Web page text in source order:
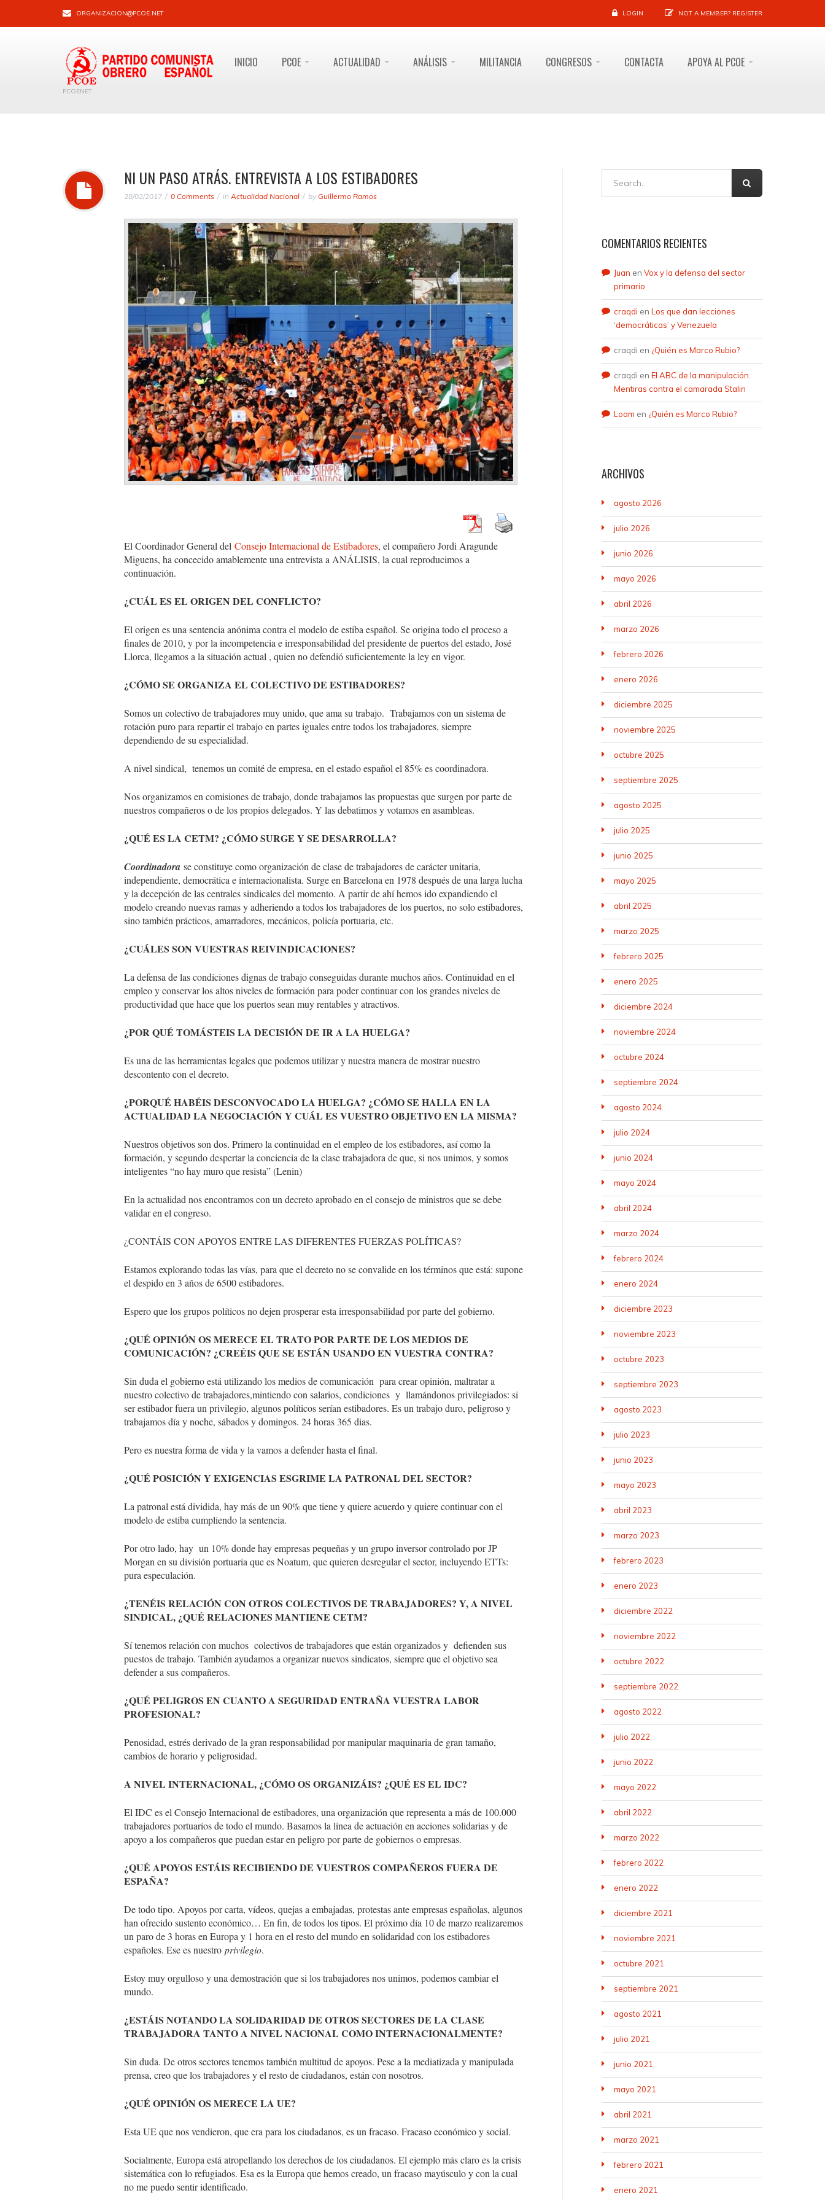
ORGANIZACION@PCOE.NET LOGIN NOT A MEMBER? REGISTER
PCOENET
INICIO PCOE ACTUALIDAD ANÁLISIS MILITANCIA CONGRESOS CONTACTA APOYA AL PCOE
NI UN PASO ATRÁS. ENTREVISTA A LOS ESTIBADORES
28/02/2017 0 Comments in Actualidad Nacional by Guillermo Ramos
El Coordinador General del Consejo Internacional de Estibadores, el compañero Jordi Aragunde
Miguens, ha concecido amablemente una entrevista a ANÁLISIS, la cual reproducimos a
continuación.
¿CUÁL ES EL ORIGEN DEL CONFLICTO?
El origen es una sentencia anónima contra el modelo de estiba español. Se origina todo el proceso a
finales de 2010, y por la incompetencia e irresponsabilidad del presidente de puertos del estado, José
Llorca, llegamos a la situación actual , quien no defendió suficientemente la ley en vigor.
¿CÓMO SE ORGANIZA EL COLECTIVO DE ESTIBADORES?
Somos un colectivo de trabajadores muy unido, que ama su trabajo. Trabajamos con un sistema de
rotación puro para repartir el trabajo en partes iguales entre todos los trabajadores, siempre
dependiendo de su especialidad.
A nivel sindical, tenemos un comité de empresa, en el estado español el 85% es coordinadora.
Nos organizamos en comisiones de trabajo, donde trabajamos las propuestas que surgen por parte de
nuestros compañeros o de los propios delegados. Y las debatimos y votamos en asambleas.
¿QUÉ ES LA CETM? ¿CÓMO SURGE Y SE DESARROLLA?
Coordinadora se constituye como organización de clase de trabajadores de carácter unitaria,
independiente, democrática e internacionalista. Surge en Barcelona en 1978 después de una larga lucha
y la decepción de las centrales sindicales del momento. A partir de ahí hemos ido expandiendo el
modelo creando nuevas ramas y adheriendo a todos los trabajadores de los puertos, no solo estibadores,
sino también prácticos, amarradores, mecánicos, policía portuaria, etc.
¿CUÁLES SON VUESTRAS REIVINDICACIONES?
La defensa de las condiciones dignas de trabajo conseguidas durante muchos años. Continuidad en el
empleo y conservar los altos niveles de formación para poder continuar con los grandes niveles de
productividad que hace que los puertos sean muy rentables y atractivos.
¿POR QUÉ TOMÁSTEIS LA DECISIÓN DE IR A LA HUELGA?
Es una de las herramientas legales que podemos utilizar y nuestra manera de mostrar nuestro
descontento con el decreto.
¿PORQUÉ HABÉIS DESCONVOCADO LA HUELGA? ¿CÓMO SE HALLA EN LA
ACTUALIDAD LA NEGOCIACIÓN Y CUÁL ES VUESTRO OBJETIVO EN LA MISMA?
Nuestros objetivos son dos. Primero la continuidad en el empleo de los estibadores, así como la
formación, y segundo despertar la conciencia de la clase trabajadora de que, si nos unimos, y somos
inteligentes “no hay muro que resista” (Lenin)
En la actualidad nos encontramos con un decreto aprobado en el consejo de ministros que se debe
validar en el congreso.
¿CONTÁIS CON APOYOS ENTRE LAS DIFERENTES FUERZAS POLÍTICAS?
Estamos explorando todas las vías, para que el decreto no se convalide en los términos que está: supone
el despido en 3 años de 6500 estibadores.
Espero que los grupos políticos no dejen prosperar esta irresponsabilidad por parte del gobierno.
¿QUÉ OPINIÓN OS MERECE EL TRATO POR PARTE DE LOS MEDIOS DE
COMUNICACIÓN? ¿CREÉIS QUE SE ESTÁN USANDO EN VUESTRA CONTRA?
Sin duda el gobierno está utilizando los medios de comunicación para crear opinión, maltratar a
nuestro colectivo de trabajadores,mintiendo con salarios, condiciones y llamándonos privilegiados: si
ser estibador fuera un privilegio, algunos políticos serían estibadores. Es un trabajo duro, peligroso y
trabajamos día y noche, sábados y domingos. 24 horas 365 dias.
Pero es nuestra forma de vida y la vamos a defender hasta el final.
¿QUÉ POSICIÓN Y EXIGENCIAS ESGRIME LA PATRONAL DEL SECTOR?
La patronal está dividida, hay más de un 90% que tiene y quiere acuerdo y quiere continuar con el
modelo de estiba cumpliendo la sentencia.
Por otro lado, hay un 10% donde hay empresas pequeñas y un grupo inversor controlado por JP
Morgan en su división portuaria que es Noatum, que quieren desregular el sector, incluyendo ETTs:
pura especulación.
¿TENÉIS RELACIÓN CON OTROS COLECTIVOS DE TRABAJADORES? Y, A NIVEL
SINDICAL, ¿QUÉ RELACIONES MANTIENE CETM?
Sí tenemos relación con muchos colectivos de trabajadores que están organizados y defienden sus
puestos de trabajo. También ayudamos a organizar nuevos sindicatos, siempre que el objetivo sea
defender a sus compañeros.
¿QUÉ PELIGROS EN CUANTO A SEGURIDAD ENTRAÑA VUESTRA LABOR
PROFESIONAL?
Penosidad, estrés derivado de la gran responsabilidad por manipular maquinaria de gran tamaño,
cambios de horario y peligrosidad.
A NIVEL INTERNACIONAL, ¿CÓMO OS ORGANIZÁIS? ¿QUÉ ES EL IDC?
El IDC es el Consejo Internacional de estibadores, una organización que representa a más de 100.000
trabajadores portuarios de todo el mundo. Basamos la linea de actuación en acciones solidarias y de
apoyo a los compañeros que puedan estar en peligro por parte de gobiernos o empresas.
¿QUÉ APOYOS ESTÁIS RECIBIENDO DE VUESTROS COMPAÑEROS FUERA DE
ESPAÑA?
De todo tipo. Apoyos por carta, vídeos, quejas a embajadas, protestas ante empresas españolas, algunos
han ofrecido sustento económico… En fin, de todos los tipos. El próximo día 10 de marzo realizaremos
un paro de 3 horas en Europa y 1 hora en el resto del mundo en solidaridad con los estibadores
españoles. Ese es nuestro privilegio.
Estoy muy orgulloso y una demostración que si los trabajadores nos unimos, podemos cambiar el
mundo.
¿ESTÁIS NOTANDO LA SOLIDARIDAD DE OTROS SECTORES DE LA CLASE
TRABAJADORA TANTO A NIVEL NACIONAL COMO INTERNACIONALMENTE?
Sin duda. De otros sectores tenemos también multitud de apoyos. Pese a la mediatizada y manipulada
prensa, creo que los trabajadores y el resto de ciudadanos, están con nosotros.
¿QUÉ OPINIÓN OS MERECE LA UE?
Esta UE que nos vendieron, que era para los ciudadanos, es un fracaso. Fracaso económico y social.
Socialmente, Europa está atropellando los derechos de los ciudadanos. El ejemplo más claro es la crisis
sistemática con lo refugiados. Esa es la Europa que hemos creado, un fracaso mayúsculo y con la cual
no me puedo sentir identificado.
COMENTARIOS RECIENTES
Juan en Vox y la defensa del sector
primario
craqdi en Los que dan lecciones
‘democráticas’ y Venezuela
craqdi en ¿Quién es Marco Rubio?
craqdi en El ABC de la manipulación.
Mentiras contra el camarada Stalin
Loam en ¿Quién es Marco Rubio?
ARCHIVOS
agosto 2026
julio 2026
junio 2026
mayo 2026
abril 2026
marzo 2026
febrero 2026
enero 2026
diciembre 2025
noviembre 2025
octubre 2025
septiembre 2025
agosto 2025
julio 2025
junio 2025
mayo 2025
abril 2025
marzo 2025
febrero 2025
enero 2025
diciembre 2024
noviembre 2024
octubre 2024
septiembre 2024
agosto 2024
julio 2024
junio 2024
mayo 2024
abril 2024
marzo 2024
febrero 2024
enero 2024
diciembre 2023
noviembre 2023
octubre 2023
septiembre 2023
agosto 2023
julio 2023
junio 2023
mayo 2023
abril 2023
marzo 2023
febrero 2023
enero 2023
diciembre 2022
noviembre 2022
octubre 2022
septiembre 2022
agosto 2022
julio 2022
junio 2022
mayo 2022
abril 2022
marzo 2022
febrero 2022
enero 2022
diciembre 2021
noviembre 2021
octubre 2021
septiembre 2021
agosto 2021
julio 2021
junio 2021
mayo 2021
abril 2021
marzo 2021
febrero 2021
enero 2021